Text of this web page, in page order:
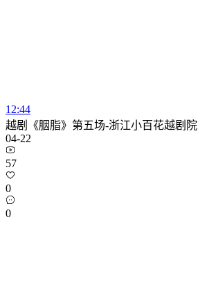
12:44
越剧《胭脂》第五场-浙江小百花越剧院
04-22
57
0
0